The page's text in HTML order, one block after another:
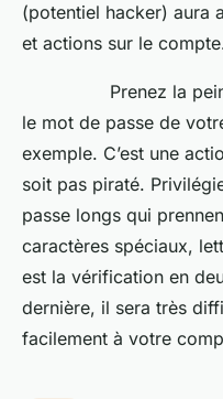
(potentiel hacker) aura
et actions sur le
Prenez la peine
le mot de passe de
exemple. C’est une
soit pas piraté.
passe longs qui
caractères spéciaux,
est la vérification en
dernière, il sera très
facilement à votre